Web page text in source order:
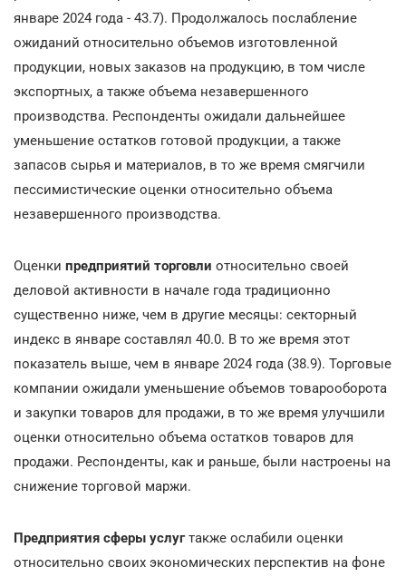
январе 2024 года - 43.7). Продолжалось послабление
ожиданий относительно объемов изготовленной
продукции, новых заказов на продукцию, в том числе
экспортных, а также объема незавершенного
производства. Респонденты ожидали дальнейшее
уменьшение остатков готовой продукции, а также
запасов сырья и материалов, в то же время смягчили
пессимистические оценки относительно объема
незавершенного производства.
Оценки предприятий торговли относительно своей
деловой активности в начале года традиционно
существенно ниже, чем в другие месяцы: секторный
индекс в январе составлял 40.0. В то же время этот
показатель выше, чем в январе 2024 года (38.9). Торговые
компании ожидали уменьшение объемов товарооборота
и закупки товаров для продажи, в то же время улучшили
оценки относительно объема остатков товаров для
продажи. Респонденты, как и раньше, были настроены на
снижение торговой маржи.
Предприятия сферы услугтакже ослабили оценки
относительно своих экономических перспектив на фоне